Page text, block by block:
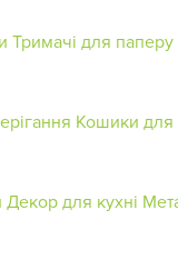
Тримачі для паперу
Кошики для
Декор для кухні